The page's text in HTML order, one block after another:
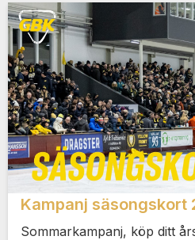
Kampanj säsongskort
Sommarkampanj, köp ditt